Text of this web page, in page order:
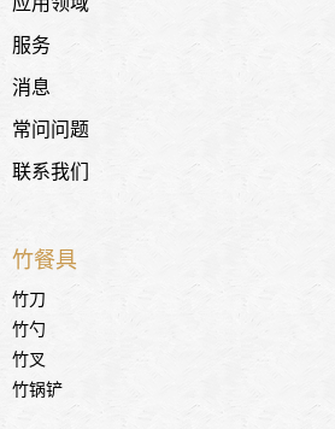
服务
消息
常问问题
联系我们
竹餐具
竹刀
竹勺
竹叉
竹锅铲